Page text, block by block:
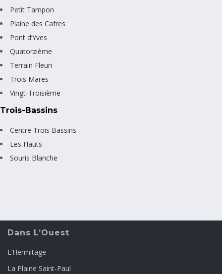
Petit Tampon
Plaine des Cafres
Pont d’Yves
Quatorzième
Terrain Fleuri
Trois Mares
Vingt-Troisième
Trois-Bassins
Centre Trois Bassins
Les Hauts
Souris Blanche
Dans L’Ouest
L’Hermitage
La Plaine Saint-Paul